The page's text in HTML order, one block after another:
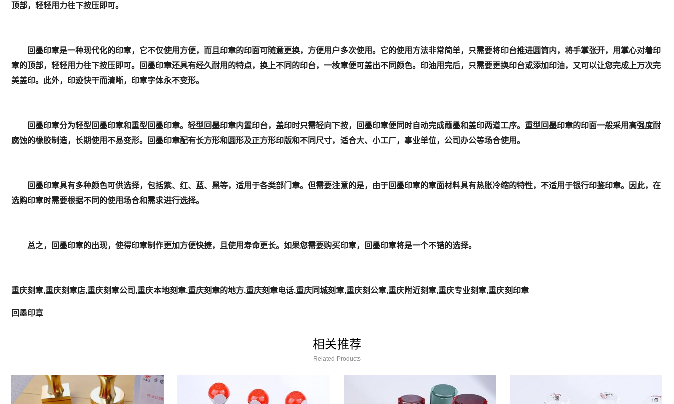
顶部，轻轻用力往下按压即可。
回墨印章是一种现代化的印章，它不仅使用方便，而且印章的印面可随意更换，方便用户多次使用。它的使用方法非常简单，只需要将印台推进圆筒内，将手掌张开，用掌心对着印
章的顶部，轻轻用力往下按压即可。回墨印章还具有经久耐用的特点，换上不同的印台，一枚章便可盖出不同颜色。印油用完后，只需要更换印台或添加印油，又可以让您完成上万次完
美盖印。此外，印迹快干而清晰，印章字体永不变形。
回墨印章分为轻型回墨印章和重型回墨印章。轻型回墨印章内置印台，盖印时只需轻向下按，回墨印章便同时自动完成蘸墨和盖印两道工序。重型回墨印章的印面一般采用高强度耐
腐蚀的橡胶制造，长期使用不易变形。回墨印章配有长方形和圆形及正方形印版和不同尺寸，适合大、小工厂，事业单位，公司办公等场合使用。
回墨印章具有多种颜色可供选择，包括紫、红、蓝、黑等，适用于各类部门章。但需要注意的是，由于回墨印章的章面材料具有热胀冷缩的特性，不适用于银行印鉴印章。因此，在
选购印章时需要根据不同的使用场合和需求进行选择。
总之，回墨印章的出现，使得印章制作更加方便快捷，且使用寿命更长。如果您需要购买印章，回墨印章将是一个不错的选择。
重庆刻章,重庆刻章店,重庆刻章公司,重庆本地刻章,重庆刻章的地方,重庆刻章电话,重庆同城刻章,重庆刻公章,重庆附近刻章,重庆专业刻章,重庆刻印章
回墨印章
相关推荐
Related Products